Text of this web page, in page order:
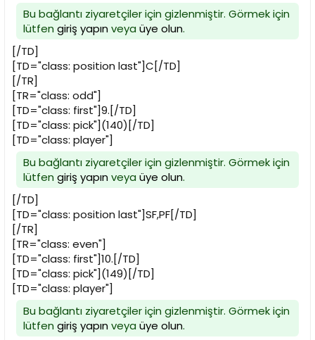
Bu bağlantı ziyaretçiler için gizlenmiştir. Görmek için
lütfen giriş yapınveya üye olun.
[/TD]
[TD="class: position last"]C[/TD]
[/TR]
[TR="class: odd"]
[TD="class: first"]9.[/TD]
[TD="class: pick"](140)[/TD]
[TD="class: player"]
Bu bağlantı ziyaretçiler için gizlenmiştir. Görmek için
lütfen giriş yapınveya üye olun.
[/TD]
[TD="class: position last"]SF,PF[/TD]
[/TR]
[TR="class: even"]
[TD="class: first"]10.[/TD]
[TD="class: pick"](149)[/TD]
[TD="class: player"]
Bu bağlantı ziyaretçiler için gizlenmiştir. Görmek için
lütfen giriş yapınveya üye olun.